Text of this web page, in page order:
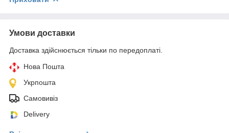
Умови доставки
Доставка здійснюється тільки по передоплаті.
Нова Пошта
Укрпошта
Самовивіз
Delivery